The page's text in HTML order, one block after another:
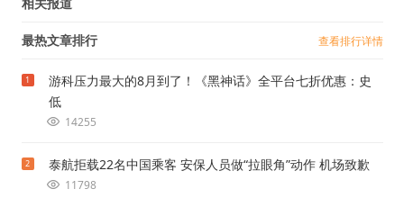
最热文章排行 查看排行详情
1
游科压力最大的8月到了！《黑神话》全平台七折优惠：史
低
14255
2 泰航拒载22名中国乘客 安保人员做“拉眼角”动作 机场致歉
11798